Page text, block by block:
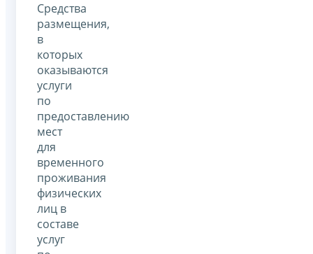
Средства
размещения,
в
которых
оказываются
услуги
по
предоставлению
мест
для
временного
проживания
физических
лиц в
составе
услуг